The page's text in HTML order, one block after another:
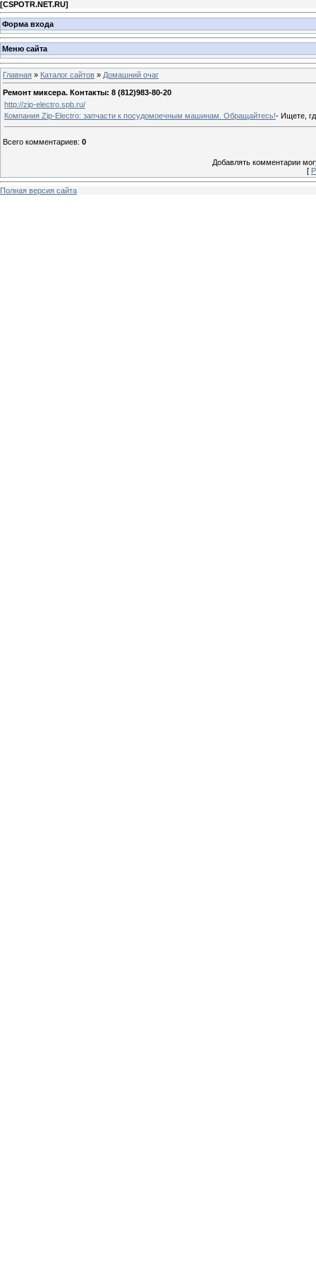
[CSPOTR.NET.RU]
Форма входа
Меню сайта
Главная » Каталог сайтов » Домашний очаг
Ремонт миксера. Контакты: 8 (812)983-80-20
http://zip-electro.spb.ru/
Компания Zip-Electro: запчасти к посудомоечным машинам. Обращайтесь!- Ищете,
Всего комментариев: 0
Добавлять комментарии
[
Полная версия сайта